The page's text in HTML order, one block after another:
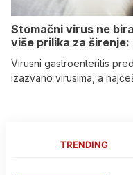
Stomačni virus ne
više prilika za širenje:
Virusni gastroenteritis
izazvano virusima, a
TRENDING